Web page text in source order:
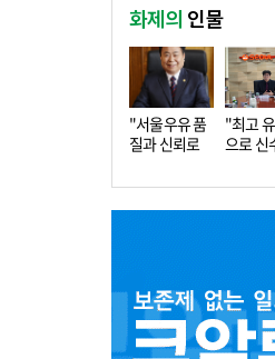
화제의 인물
"서울우유 품
질과 신뢰로
"최고
으로 신